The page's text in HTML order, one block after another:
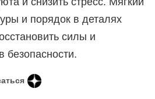
и порядок в деталях
силы и
безопасности.